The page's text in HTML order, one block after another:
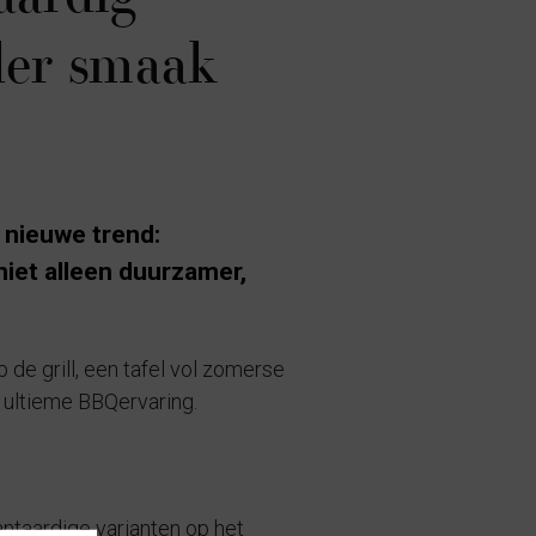
smaak
trend:
alleen duurzamer,
de grill, een tafel vol zomerse
BBQervaring.
varianten op het